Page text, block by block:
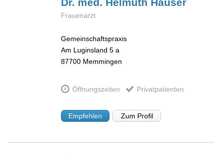
Dr. med. Helmuth Häuser
Frauenarzt
Gemeinschaftspraxis
Am Luginsland 5 a
87700 Memmingen
Öffnungszeiten Privatpatienten
Empfehlen Zum Profil